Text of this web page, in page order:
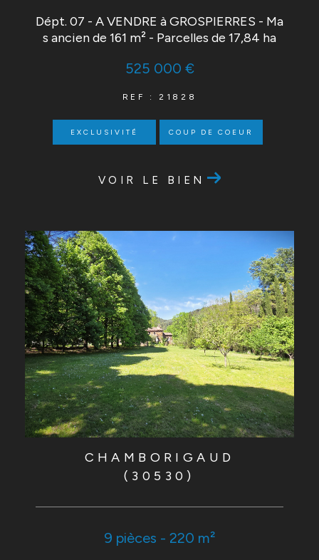
Dépt. 07 - A VENDRE à GROSPIERRES - Ma
s ancien de 161 m² - Parcelles de 17,84 ha
525 000 €
REF : 21828
EXCLUSIVITÉ COUP DE COEUR
VOIR LE BIEN
CHAMBORIGAUD
(30530)
9 pièces - 220 m²